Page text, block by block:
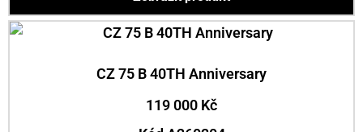
CZ 75 B 40TH Anniversary
119 000 Kč